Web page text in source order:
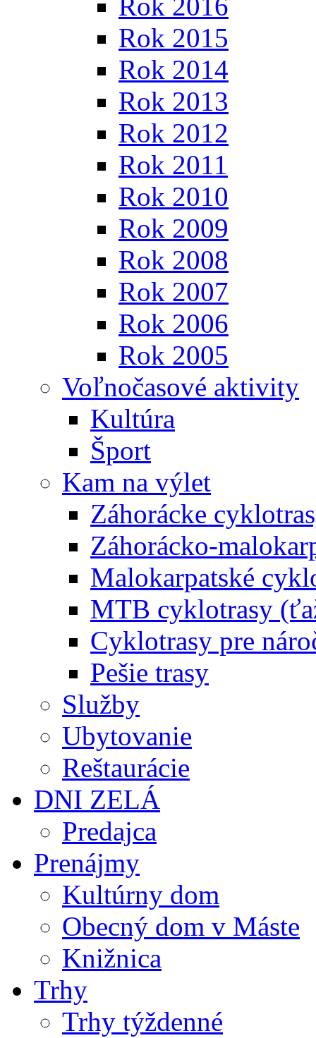
Rok 2016
Rok 2015
Rok 2014
Rok 2013
Rok 2012
Rok 2011
Rok 2010
Rok 2009
Rok 2008
Rok 2007
Rok 2006
Rok 2005
Voľnočasové aktivity
Kultúra
Šport
Kam na výlet
Záhorácke
Záhorácko-
Malokarpatské
MTB cyklotrasy
Cyklotrasy pre
Pešie trasy
Služby
Ubytovanie
Reštaurácie
DNI ZELÁ
Predajca
Prenájmy
Kultúrny dom
Obecný dom v Máste
Knižnica
Trhy
Trhy týždenné